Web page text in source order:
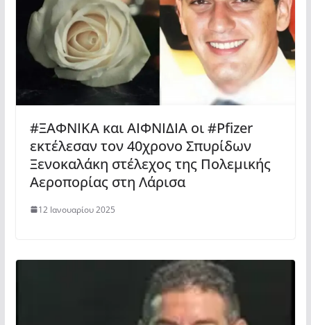
#ΞΑΦΝΙΚΑ και ΑΙΦΝΙΔΙΑ οι #Pfizer
εκτέλεσαν τον 40χρονο Σπυρίδων
Ξενοκαλάκη στέλεχος της Πολεμικής
Αεροπορίας στη Λάρισα
12 Ιανουαρίου 2025